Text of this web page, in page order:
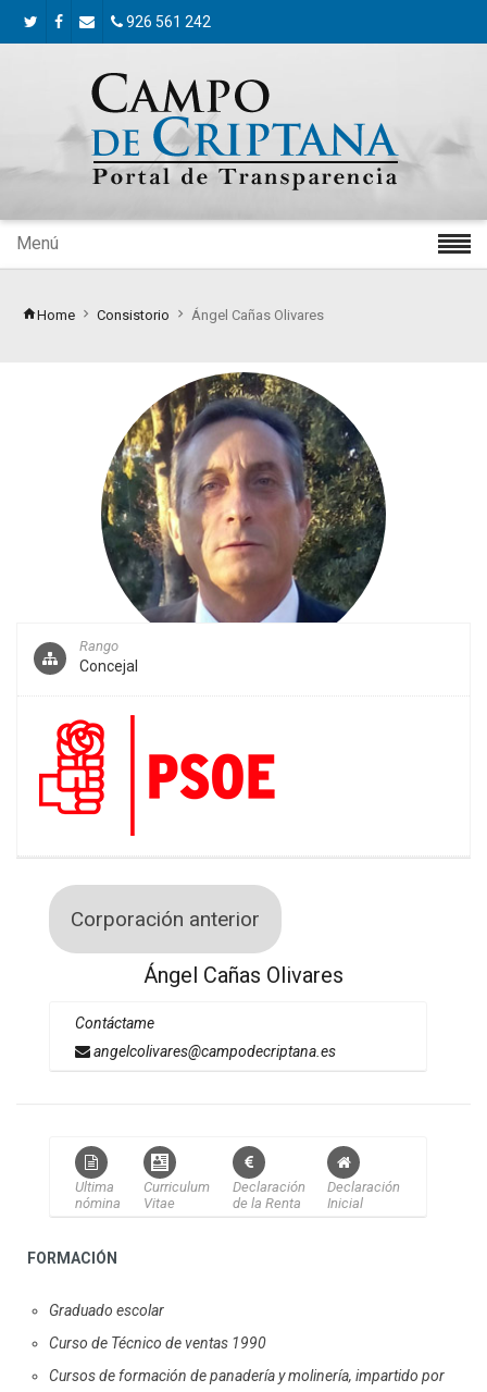
926 561 242
Menú
Home Consistorio Ángel Cañas Olivares
Rango
Concejal
Corporación anterior
Ángel Cañas Olivares
Contáctame
angelcolivares@campodecriptana.es
Ultima
nómina
Curriculum
Vitae
Declaración
de la Renta
Declaración
Inicial
FORMACIÓN
Graduado escolar
Curso de Técnico de ventas 1990
Cursos de formación de panadería y molinería, impartido por